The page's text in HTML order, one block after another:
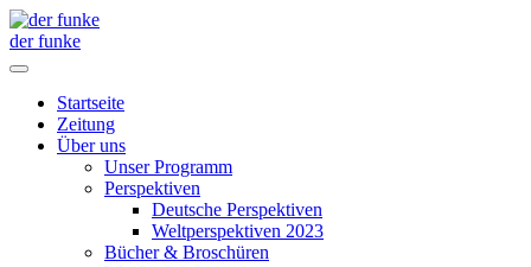
der funke
Startseite
Zeitung
Über uns
Unser Programm
Perspektiven
Deutsche Perspektiven
Weltperspektiven 2023
Bücher & Broschüren